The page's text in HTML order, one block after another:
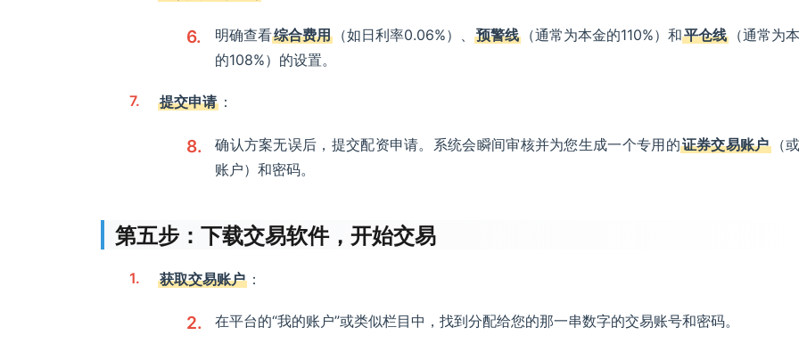
明确查看综合费用 （如日利率0.06%）、预警线 （通常为本金的110%）和平仓线 （通常为
的108%）的设置。
提交申请 ：
确认方案无误后，提交配资申请。系统会瞬间审核并为您生成一个专用的证券交易账户（
账户）和密码。
第五步：下载交易软件，开始交易
获取交易账户 ：
在平台的“我的账户”或类似栏目中，找到分配给您的那一串数字的交易账号和密码。